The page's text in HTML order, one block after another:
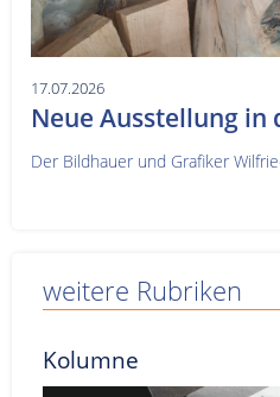
17.07.2026
Neue Ausstellung in
Der Bildhauer und Grafiker
weitere Rubriken
Kolumne